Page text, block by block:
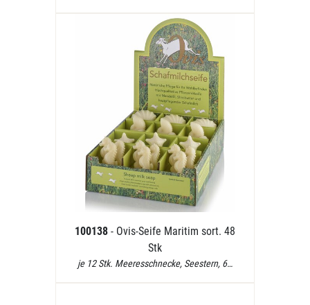
100138 - Ovis-Seife Maritim sort. 48
Stk
je 12 Stk. Meeresschnecke, Seestern, 6…